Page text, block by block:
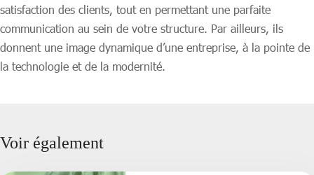
satisfaction des clients, tout en permettant une parfaite
communication au sein de votre structure. Par ailleurs, ils
donnent une image dynamique d’une entreprise, à la pointe de
la technologie et de la modernité.
Voir également